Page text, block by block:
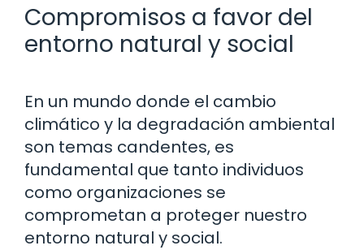
Compromisos a favor del
entorno natural y social
En un mundo donde el cambio
climático y la degradación ambiental
son temas candentes, es
fundamental que tanto individuos
como organizaciones se
comprometan a proteger nuestro
entorno natural y social.